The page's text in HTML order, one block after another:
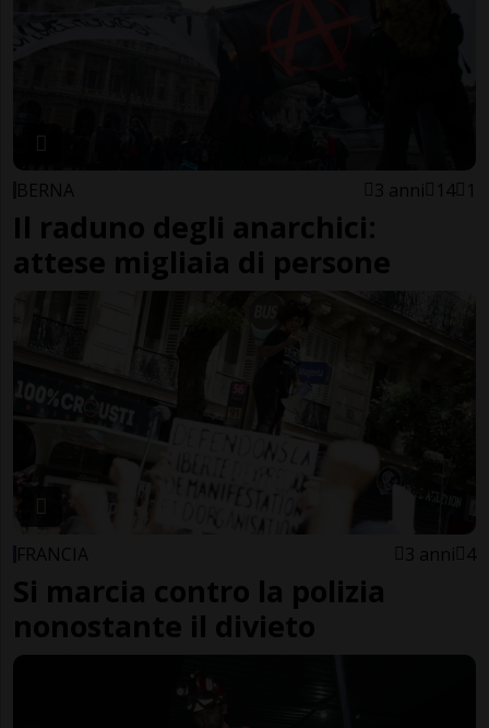
BERNA 3 anni 14 1
Il raduno degli anarchici:
attese migliaia di persone
FRANCIA 3 anni 4
Si marcia contro la polizia
nonostante il divieto